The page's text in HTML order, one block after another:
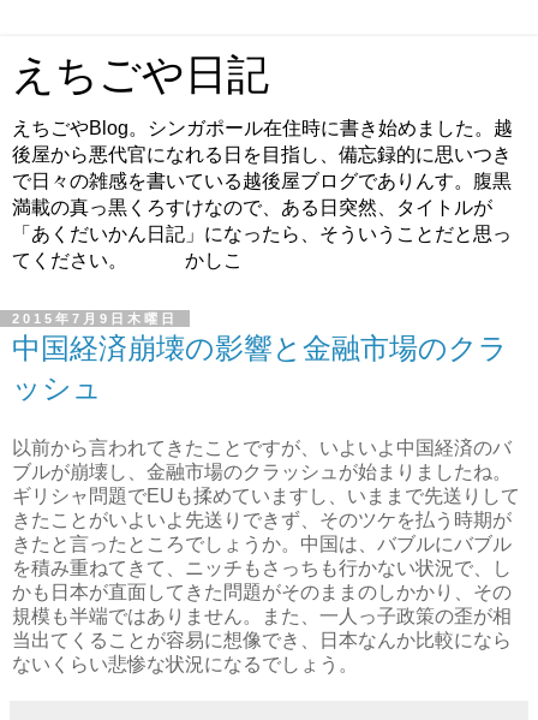
えちごや日記
えちごやBlog。シンガポール在住時に書き始めました。越
後屋から悪代官になれる日を目指し、備忘録的に思いつき
で日々の雑感を書いている越後屋ブログでありんす。腹黒
満載の真っ黒くろすけなので、ある日突然、タイトルが
「あくだいかん日記」になったら、そういうことだと思っ
てください。 かしこ
2015年7月9日木曜日
中国経済崩壊の影響と金融市場のクラ
ッシュ
以前から言われてきたことですが、いよいよ中国経済のバ
ブルが崩壊し、金融市場のクラッシュが始まりましたね。
ギリシャ問題でEUも揉めていますし、いままで先送りして
きたことがいよいよ先送りできず、そのツケを払う時期が
きたと言ったところでしょうか。中国は、バブルにバブル
を積み重ねてきて、ニッチもさっちも行かない状況で、し
かも日本が直面してきた問題がそのままのしかかり、その
規模も半端ではありません。また、一人っ子政策の歪が相
当出てくることが容易に想像でき、日本なんか比較になら
ないくらい悲惨な状況になるでしょう。